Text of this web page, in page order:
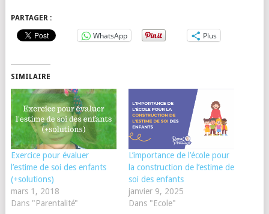
PARTAGER :
WhatsApp Plus
SIMILAIRE
Exercice pour évaluer
l’estime de soi des enfants
(+solutions)
mars 1, 2018
Dans "Parentalité"
L’importance de l’école pour
la construction de l’estime de
soi des enfants
janvier 9, 2025
Dans "Ecole"